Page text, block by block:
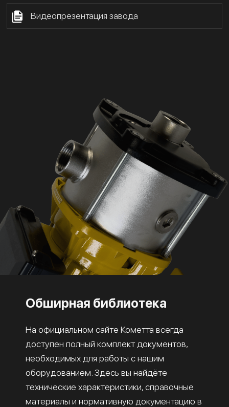
Видеопрезентация завода
Обширная библиотека
На официальном сайте Кометта всегда
доступен полный комплект документов,
необходимых для работы с нашим
оборудованием. Здесь вы найдёте
технические характеристики, справочные
материалы и нормативную документацию в